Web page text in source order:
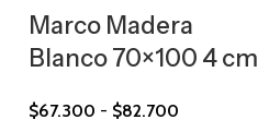
Marco Madera
Blanco 70×100 4 cm
$67.300 - $82.700